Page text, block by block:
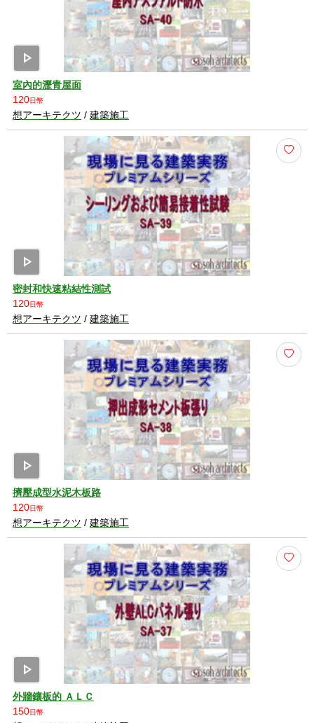
play_arrow
室內的瀝青屋面
120日幣
想アーキテクツ / 建築施工
play_arrow
密封和快速粘結性測試
120日幣
想アーキテクツ / 建築施工
play_arrow
擠壓成型水泥木板路
120日幣
想アーキテクツ / 建築施工
play_arrow
外牆鑲板的 ＡＬＣ
150日幣